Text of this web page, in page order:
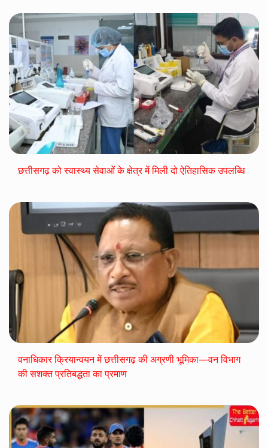
छत्तीसगढ़ को स्वास्थ्य सेवाओं के क्षेत्र में मिली दो ऐतिहासिक उपलब्धि
वनाधिकार क्रियान्वयन में छत्तीसगढ़ की अग्रणी भूमिका—वन विभाग
की सशक्त प्रतिबद्धता का प्रमाण